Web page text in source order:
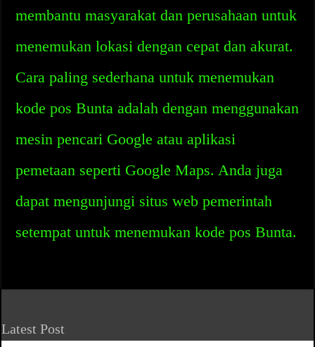
membantu masyarakat dan perusahaan untuk
menemukan lokasi dengan cepat dan akurat.
Cara paling sederhana untuk menemukan
kode pos Bunta adalah dengan menggunakan
mesin pencari Google atau aplikasi
pemetaan seperti Google Maps. Anda juga
dapat mengunjungi situs web pemerintah
setempat untuk menemukan kode pos Bunta.
Latest Post